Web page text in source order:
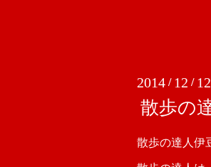
2014 / 12 /
散歩の
散歩の達人伊